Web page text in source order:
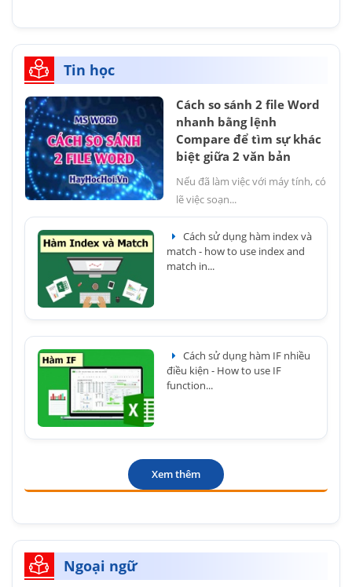
Tin học
Cách so sánh 2 file Word
nhanh bằng lệnh
Compare để tìm sự khác
biệt giữa 2 văn bản
Nếu đã làm việc với máy tính, có
lẽ việc soạn...
Cách sử dụng hàm index và
match - how to use index and
match in...
Cách sử dụng hàm IF nhiều
điều kiện - How to use IF
function...
Xem thêm
Ngoại ngữ